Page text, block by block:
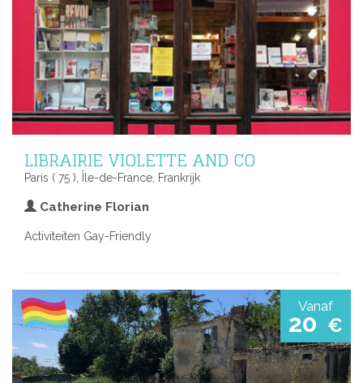
LIBRAIRIE VIOLETTE AND CO
Paris ( 75 ), Île-de-France, Frankrijk
Catherine Florian
Activiteiten Gay-Friendly
Vanaf
20 €